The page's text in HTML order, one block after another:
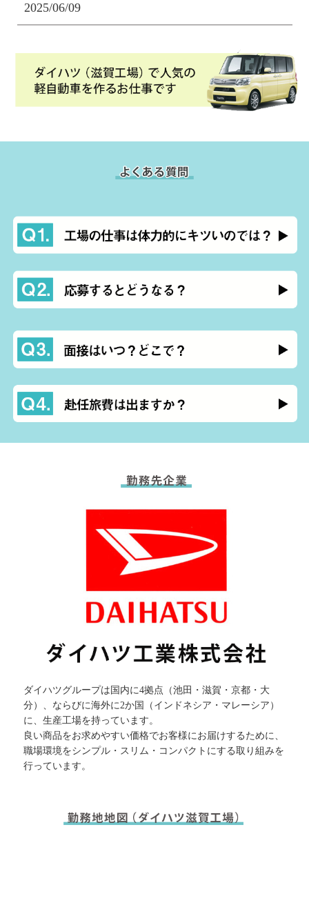
2025/06/09
ダイハツグループは国内に4拠点（池田・滋賀・京都・大
分）、ならびに海外に2か国（インドネシア・マレーシア）
に、生産工場を持っています。
良い商品をお求めやすい価格でお客様にお届けするために、
職場環境をシンプル・スリム・コンパクトにする取り組みを
行っています。